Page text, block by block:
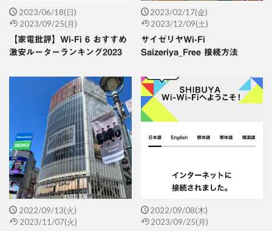
2023/06/18(日)
2023/09/25(月)
【家電批評】Wi-Fi 6 おすすめ
激安ルーターランキング2023
2023/02/17(金)
2023/12/09(土)
サイゼリヤWi-Fi
Saizeriya_Free 接続方法
2022/09/13(火)
2023/11/07(火)
2022/09/08(木)
2023/09/25(月)